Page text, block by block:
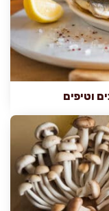
וטיפים